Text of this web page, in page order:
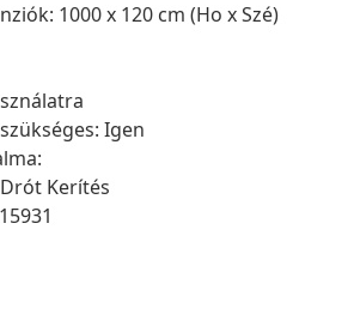
1000 x 120 cm (Ho x Szé)
Igen
Kerítés